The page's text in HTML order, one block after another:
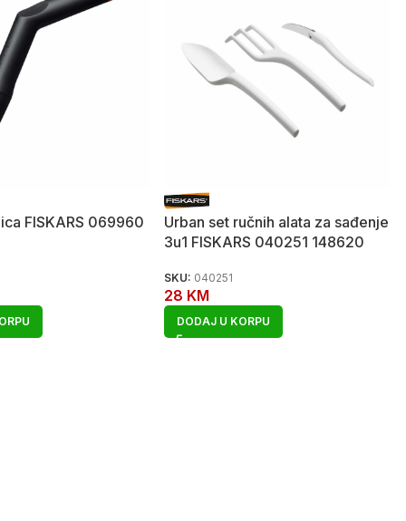
FISKARS 069960
Urban set ručnih alata za sađenje
3u1 FISKARS 040251 148620
SKU: 040251
28 KM
DODAJ U KORPU